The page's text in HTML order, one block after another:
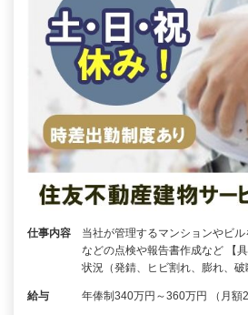
仕事内容
当社が管理するマンションやビ
などの点検や報告書作成など 【
状況（発錆、ヒビ割れ、膨れ、破
給与 年俸制340万円～360万円 （月額